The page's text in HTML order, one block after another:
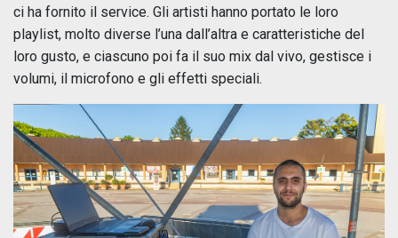
ci ha fornito il service. Gli artisti hanno portato le loro
playlist, molto diverse l’una dall’altra e caratteristiche del
loro gusto, e ciascuno poi fa il suo mix dal vivo, gestisce i
volumi, il microfono e gli effetti speciali.